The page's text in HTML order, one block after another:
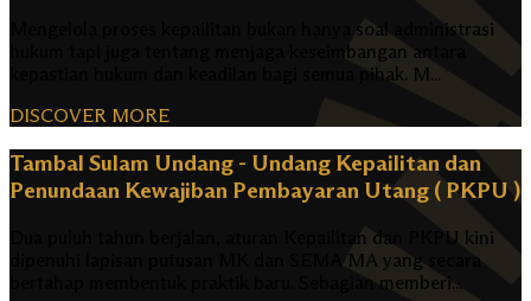
Mengelola proses kepailitan bukan hanya soal administrasi
hukum tapi juga tentang menjaga keseimbangan antara
kepastian hukum dan keadilan bagi semua pihak. M...
DISCOVER MORE
Tambal Sulam Undang - Undang Kepailitan dan
Penundaan Kewajiban Pembayaran Utang ( PKPU )
Dua puluh tahun berjalan, aturan Kepailitan dan PKPU kini
dipenuhi lapisan putusan MK dan SEMA MA yang secara
bertahap membentuk praktik baru. Sebagian memberi...